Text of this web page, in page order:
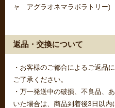
ャ アグラオネマラボラトリー)
返品・交換について
・お客様のご都合によるご返品
ご了承ください。
・万一発送中の破損、不良品、
いた場合は、商品到着後3日以